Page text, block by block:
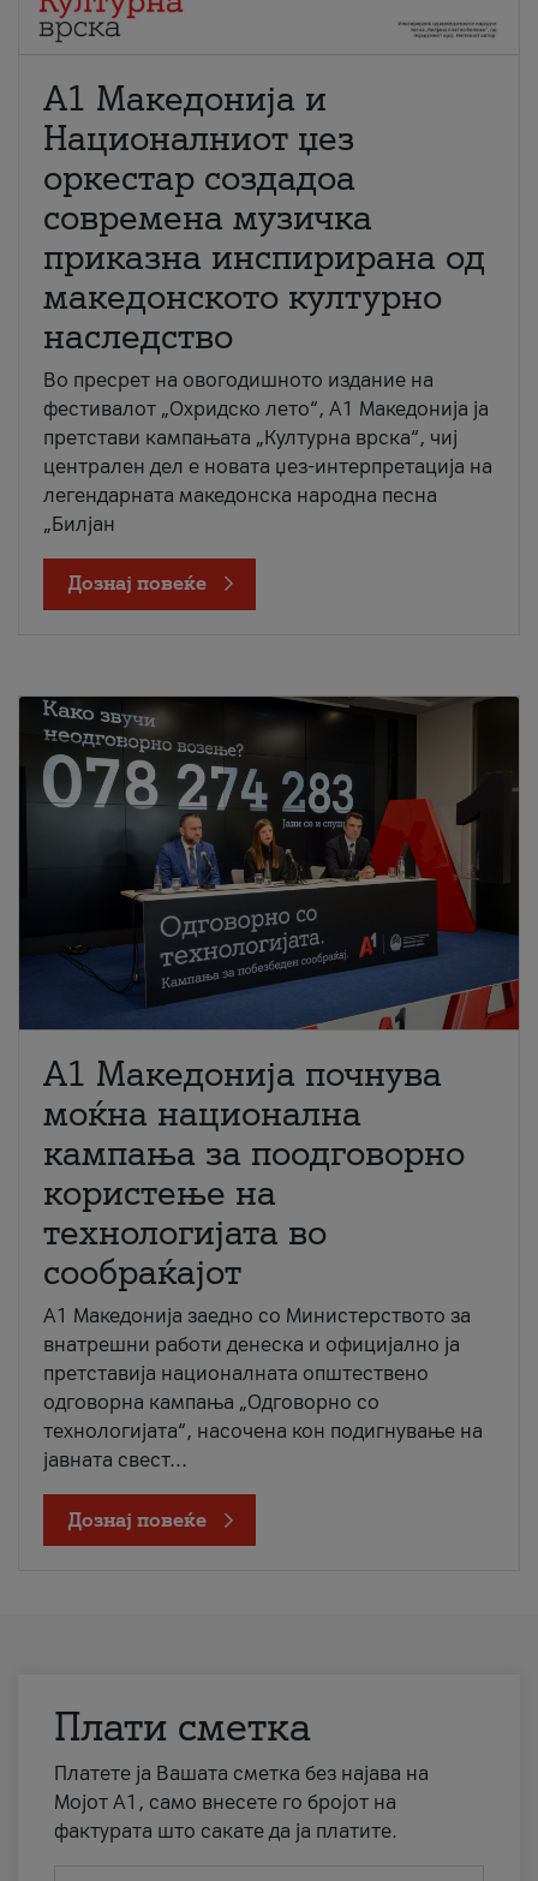
А1 Македонија и
Националниот џез
оркестар создадоа
современа музичка
приказна инспирирана од
македонското културно
наследство
Во пресрет на овогодишното издание на
фестивалот „Охридско лето“, А1 Македонија ја
претстави кампањата „Културна врска“, чиј
централен дел е новата џез-интерпретација на
легендарната македонска народна песна
„Билјан
Дознај повеќе
A1 Македонија почнува
моќна национална
кампања за поодговорно
користење на
технологијата во
сообраќајот
A1 Македонија заедно со Министерството за
внатрешни работи денеска и официјално ја
претставија националната општествено
одговорна кампања „Одговорно со
технологијата“, насочена кон подигнување на
јавната свест...
Дознај повеќе
Плати сметка
Платете ја Вашата сметка без најава на
Мојот А1, само внесете го бројот на
фактурата што сакате да ја платите.